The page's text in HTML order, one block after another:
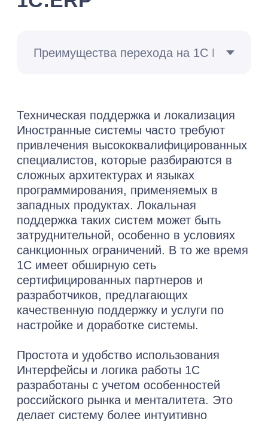
1С:ERP — мультитул для управленцев.
1. Корпорации и крупный бизнес
Множество сотрудников, разветвленная
сеть филиалов требуют единого
инструмента для управления ресурсами.
Внедрение ERP объединяет финансы,
закупки, логистику, управление
персоналом, обеспечивает полный
контроль и синхронизацию деятельности
на всех уровнях.
2. Производственные фирмы
Здесь критически важно, чтобы запасов
хватало, оборудование было загружено,
а заказы вовремя выполнены. Внедрение
1C ERP способствует снижению потерь,
оптимизирует производственный
процесс, ускоряет исполнение заказов.
3. Малый и средний бизнес (МСБ)
Небольшие компании сталкиваются с
управлении складскими запасами и
непрозрачностью финансовых операций.
Внедрение ERP помогает упорядочить
рабочие процессы, снизить издержки и
повысить конкурентные преимущества.
4. Торговые компании и розница